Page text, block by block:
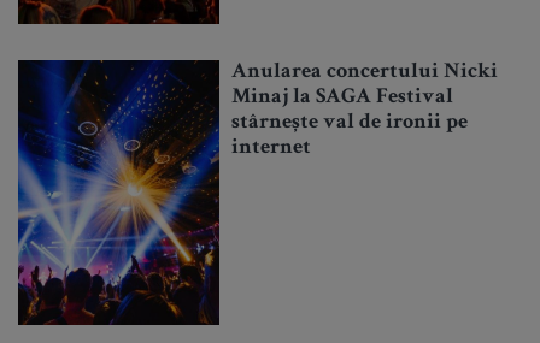
Anularea concertului Nicki
Minaj la SAGA Festival
stârnește val de ironii pe
internet